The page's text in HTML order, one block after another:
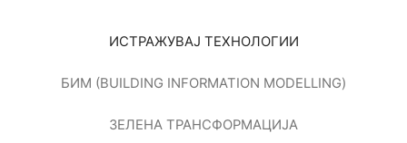
ИСТРАЖУВАЈ ТЕХНОЛОГИИ
БИМ (BUILDING INFORMATION MODELLING)
ЗЕЛЕНА ТРАНСФОРМАЦИЈА